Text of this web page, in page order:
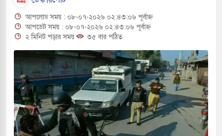
নিরাপত্তা তল্লাশিতে ছাড় দেওয়া হবে না:
দক্ষিণ কোরিয়ার বন্দি ২৫ শতাংশ বেড়েছে
থাকুক বা না থাকুক, ইরানে একক সামরিক পদক্ষেপের
জুমার বয়ান ও নামাজ পড়াবেন দেওবন্দের
আপলোড সময় : ০৮-০৭-২০২৬ ০২:৪৩:০৬ পূর্বাহ্ন
আপডেট সময় : ০৮-০৭-২০২৬ ০২:৪৩:০৬ পূর্বাহ্ন
২ মিনিট পড়ার সময়
৩৫ বার পঠিত